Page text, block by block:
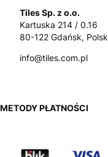
Tiles Sp. z o.o.
Kartuska 214 / 0.16
80-122 Gdańsk,
info@tiles.com.pl
METODY PŁATNOŚCI